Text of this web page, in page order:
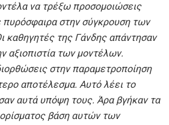
να τρέξω προσομοιώσεις
πυρόσφαιρα στην σύγκρουση των
καθηγητές της Γάνδης απάντησαν
αξιοπιστία των μοντέλων.
στην παραμετροποίηση
αποτέλεσμα. Αυτό λέει το
αυτά υπόψη τους. Άρα βγήκαν τα
βάση αυτών των